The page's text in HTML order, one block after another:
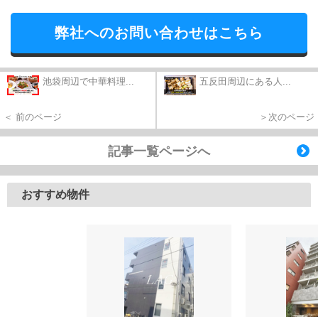
弊社へのお問い合わせはこちら
池袋周辺で中華料理...
＜ 前のページ
五反田周辺にある人...
＞次のページ
記事一覧ページへ
おすすめ物件